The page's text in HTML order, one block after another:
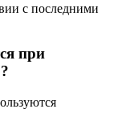
с последними
при